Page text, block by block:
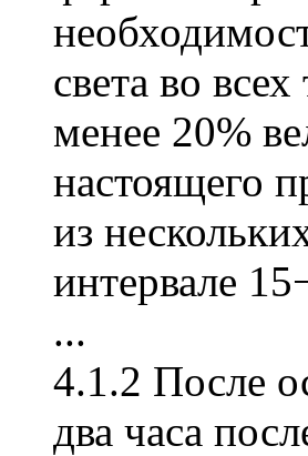
света во
менее 20%
настоящего
из
интервале
...
4.1.2 После
два часа